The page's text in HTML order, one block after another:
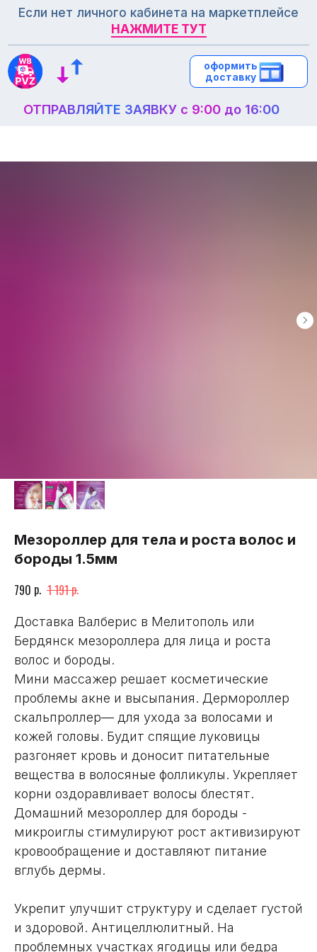
Если нет личного кабинета на маркетплейсе
НАЖМИТЕ ТУТ
оформить
доставку
НАЖМИТЕ ТУТ
оформить
доставку
Мезороллер для тела и роста волос и
бороды 1.5мм
790 р. 1 191р.
Доставка Валберис в Мелитополь или
Бердянск мезороллера для лица и роста
волос и бороды.
Мини массажер решает косметические
проблемы акне и высыпания. Дермороллер
скальпроллер— для ухода за волосами и
кожей головы. Будит спящие луковицы
разгоняет кровь и доносит питательные
вещества в волосяные фолликулы. Укрепляет
корни оздоравливает волосы блестят.
Домашний мезороллер для бороды -
микроиглы стимулируют рост активизируют
кровообращение и доставляют питание
вглубь дермы.
Укрепит улучшит структуру и сделает густой
и здоровой. Антицеллюлитный. На
проблемных участках ягодицы или бедра